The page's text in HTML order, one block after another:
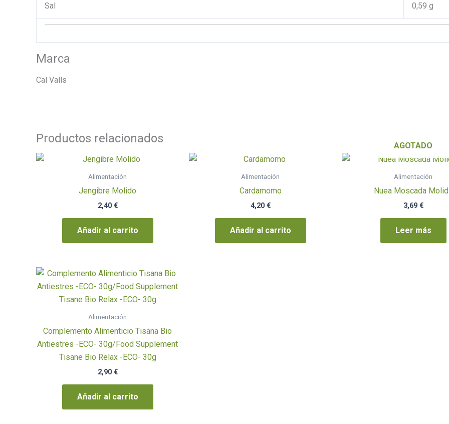
Sal 0,59 g
Marca
Cal Valls
Productos relacionados
Alimentación
Jengibre Molido
2,40 €
Añadir al carrito
Alimentación
Cardamomo
4,20 €
Añadir al carrito
AGOTADO
Alimentación
Nuea Moscada
3,69 €
Leer más
Alimentación
Complemento Alimenticio Tisana Bio
Antiestres -ECO- 30g/Food Supplement
Tisane Bio Relax -ECO- 30g
2,90 €
Añadir al carrito